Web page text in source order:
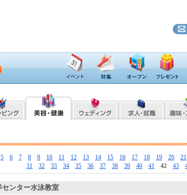
5 6 7 8 9 10 11 12 13 14 15 16 17 18 19 20
21
31
32 33 34 35 36 37 38 39 40 41 42 43
ンター水泳教室